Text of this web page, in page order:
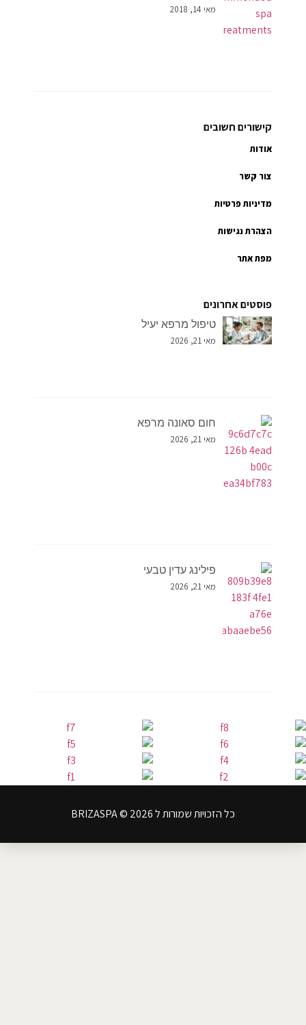
מאי 14, 2018
קישורים חשובים
אודות
צור קשר
מדיניות פרטיות
הצהרת נגישות
מפת אתר
פוסטים אחרונים
טיפול מרפא יעיל
מאי 21, 2026
חום סאונה מרפא
מאי 21, 2026
פילינג עדין טבעי
מאי 21, 2026
כל הזכויות שמורות ל BRIZASPA © 2026